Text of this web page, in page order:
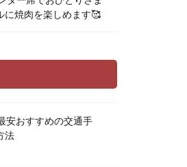
に焼肉を楽しめます🥰
安おすすめの交通手
法